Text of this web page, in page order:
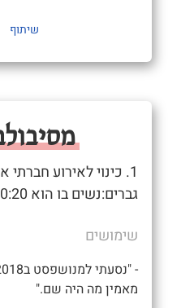
שיתוף
1. כינוי לאירוע
גברים:נשים בו הוא 80:20 ומעלה.
שימושים
מאמין מה היה שם."